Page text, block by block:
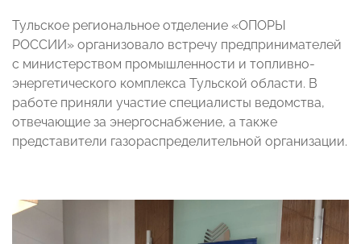
Тульское региональное отделение «ОПОРЫ
РОССИИ» организовало встречу предпринимателей
с министерством промышленности и топливно-
энергетического комплекса Тульской области. В
работе приняли участие специалисты ведомства,
отвечающие за энергоснабжение, а также
представители газораспределительной организации.